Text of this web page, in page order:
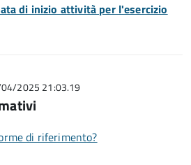
di inizio attività per l'esercizio
2025 21:03.19
di riferimento?